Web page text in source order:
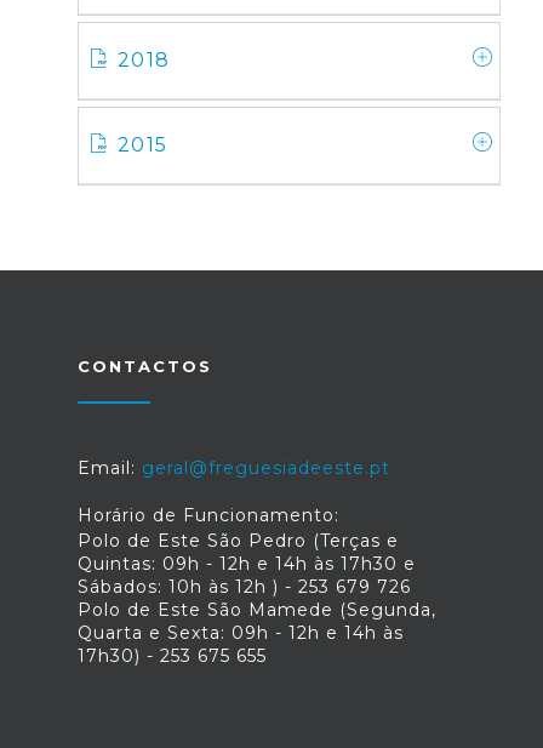
2018
2015
CONTACTOS
Email: geral@freguesiadeeste.pt
Horário de Funcionamento:
Polo de Este São Pedro (Terças e
Quintas: 09h - 12h e 14h às 17h30 e
Sábados: 10h às 12h ) - 253 679 726
Polo de Este São Mamede (Segunda,
Quarta e Sexta: 09h - 12h e 14h às
17h30) - 253 675 655